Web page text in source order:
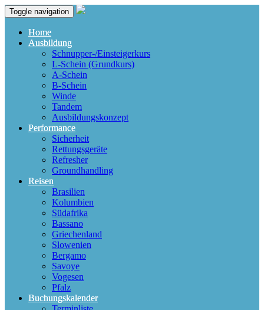
Toggle navigation
Home
Ausbildung
Schnupper-/Einsteigerkurs
L-Schein (Grundkurs)
A-Schein
B-Schein
Winde
Tandem
Ausbildungskonzept
Performance
Sicherheit
Rettungsgeräte
Refresher
Groundhandling
Reisen
Brasilien
Kolumbien
Südafrika
Bassano
Griechenland
Slowenien
Bergamo
Savoye
Vogesen
Pfalz
Buchungskalender